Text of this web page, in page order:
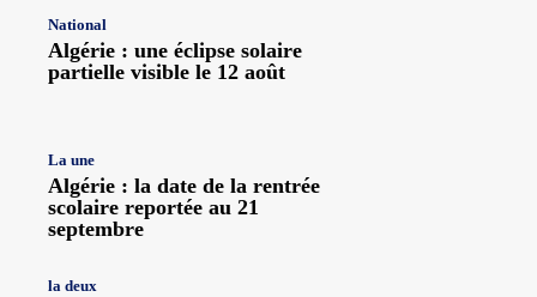
National
Algérie : une éclipse solaire
partielle visible le 12 août
La une
Algérie : la date de la rentrée
scolaire reportée au 21
septembre
la deux